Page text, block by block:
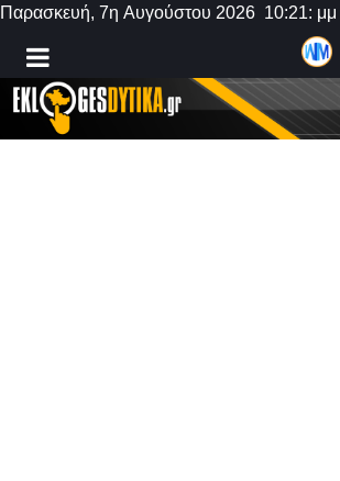
Παρασκευή, 7η Αυγούστου 2026 10:21: μμ